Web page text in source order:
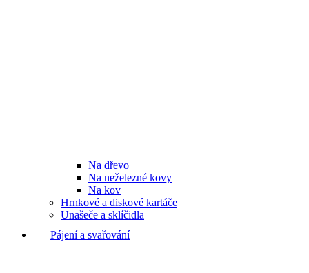
Na dřevo
Na neželezné kovy
Na kov
Hrnkové a diskové kartáče
Unašeče a sklíčidla
Pájení a svařování